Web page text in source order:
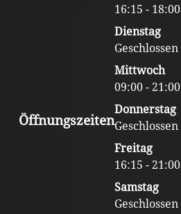
Öffnungszeiten
16:15 - 18:00
Dienstag
Geschlossen
Mittwoch
09:00 - 21:00
Donnerstag
Geschlossen
Freitag
16:15 - 21:00
Samstag
Geschlossen